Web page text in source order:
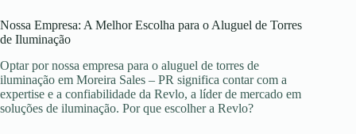
Nossa Empresa: A Melhor Escolha para o Aluguel de Torres
de Iluminação
Optar por nossa empresa para o aluguel de torres de
iluminação em Moreira Sales – PR significa contar com a
expertise e a confiabilidade da Revlo, a líder de mercado em
soluções de iluminação. Por que escolher a Revlo?